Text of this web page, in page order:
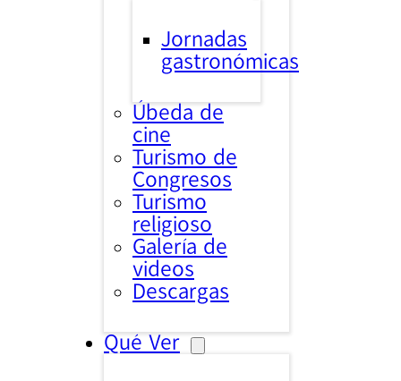
Jornadas
gastronómicas
Úbeda de
cine
Turismo de
Congresos
Turismo
religioso
Galería de
videos
Descargas
Qué Ver